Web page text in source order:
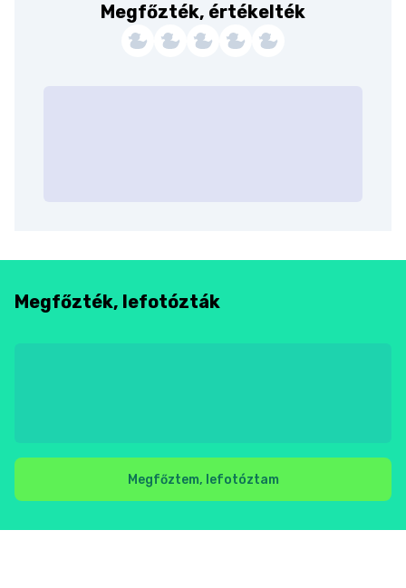
Megfőzték, értékelték
Megfőzték, lefotózták
Megfőztem, lefotóztam